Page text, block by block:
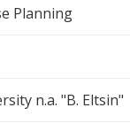
Planning
n.a. "B. Eltsin"